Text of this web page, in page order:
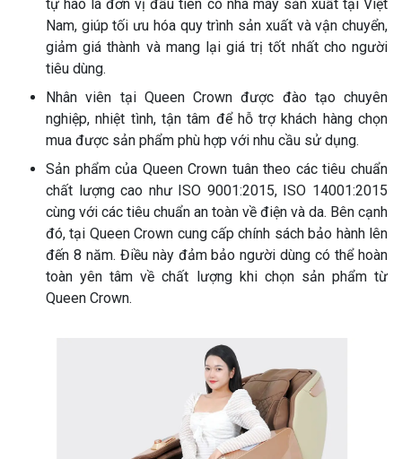
tự hào là đơn vị đầu tiên có nhà máy sản xuất tại Việt
Nam, giúp tối ưu hóa quy trình sản xuất và vận chuyển,
giảm giá thành và mang lại giá trị tốt nhất cho người
tiêu dùng.
Nhân viên tại Queen Crown được đào tạo chuyên
nghiệp, nhiệt tình, tận tâm để hỗ trợ khách hàng chọn
mua được sản phẩm phù hợp với nhu cầu sử dụng.
Sản phẩm của Queen Crown tuân theo các tiêu chuẩn
chất lượng cao như ISO 9001:2015, ISO 14001:2015
cùng với các tiêu chuẩn an toàn về điện và da. Bên cạnh
đó, tại Queen Crown cung cấp chính sách bảo hành lên
đến 8 năm. Điều này đảm bảo người dùng có thể hoàn
toàn yên tâm về chất lượng khi chọn sản phẩm từ
Queen Crown.